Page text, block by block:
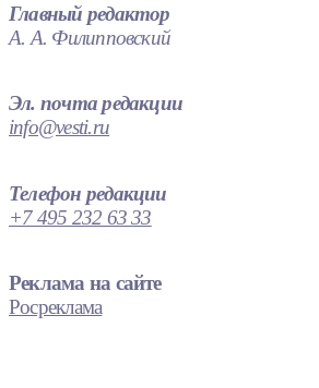
Главный редактор
А. А. Филипповский
Эл. почта редакции
info@vesti.ru
Телефон редакции
+7 495 232 63 33
Реклама на сайте
Росреклама